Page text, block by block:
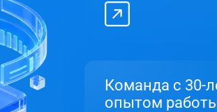
Команда с 30-
опытом